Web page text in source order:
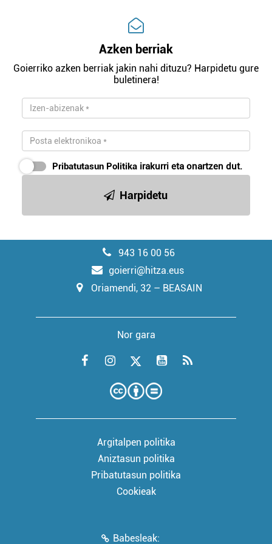
Azken berriak
Goierriko azken berriak jakin nahi dituzu? Harpidetu gure
buletinera!
Pribatutasun Politika irakurri eta onartzen dut.
Harpidetu
943 16 00 56
goierri@hitza.eus
Oriamendi, 32 – BEASAIN
Nor gara
Argitalpen politika
Aniztasun politika
Pribatutasun politika
Cookieak
Babesleak: